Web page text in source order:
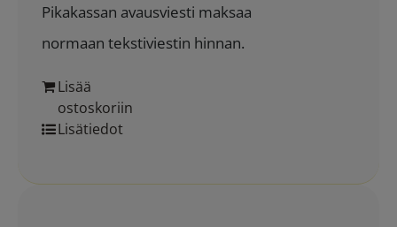
Pikakassan avausviesti maksaa
normaan tekstiviestin hinnan.
Lisää
ostoskoriin
Lisätiedot